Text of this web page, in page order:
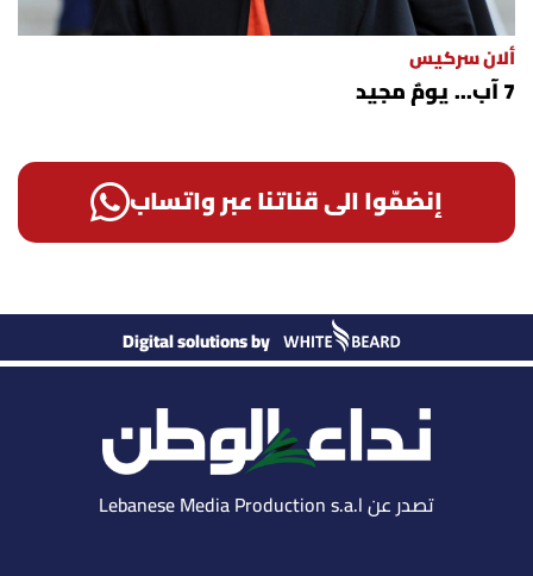
ألان سركيس
7 آب... يومٌ مجيد
إنضمّوا الى قناتنا عبر واتساب
Digital solutions by
تصدر عن Lebanese Media Production s.a.l